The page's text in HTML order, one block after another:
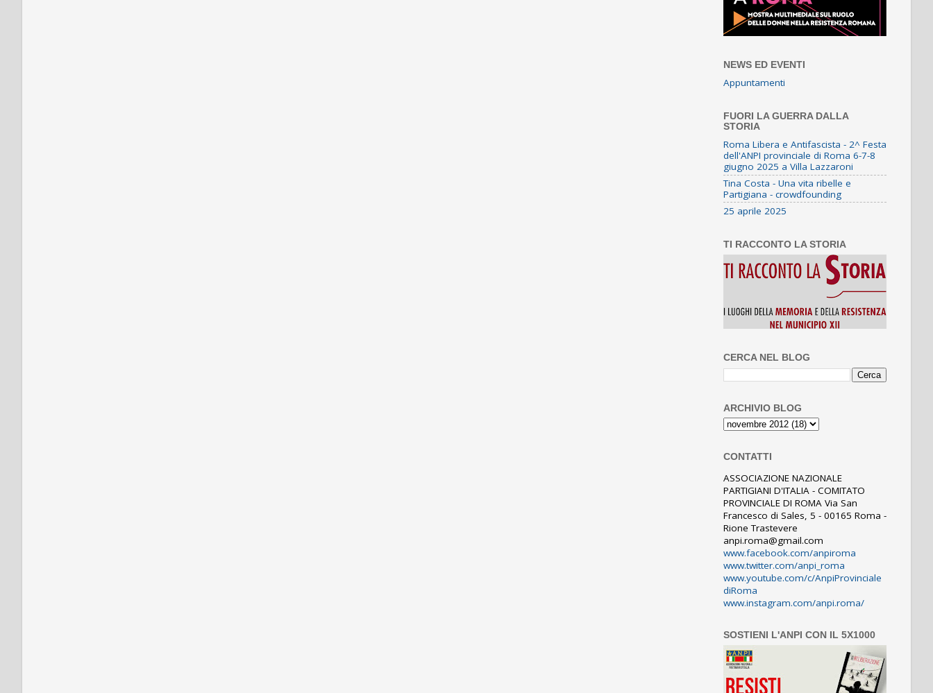
NEWS ED EVENTI
Appuntamenti
FUORI LA GUERRA DALLA
STORIA
Roma Libera e Antifascista - 2^ Festa
dell'ANPI provinciale di Roma 6-7-8
giugno 2025 a Villa Lazzaroni
Tina Costa - Una vita ribelle e
Partigiana - crowdfounding
25 aprile 2025
TI RACCONTO LA STORIA
CERCA NEL BLOG
ARCHIVIO BLOG
CONTATTI
ASSOCIAZIONE NAZIONALE
PARTIGIANI D'ITALIA - COMITATO
PROVINCIALE DI ROMA Via San
Francesco di Sales, 5 - 00165 Roma -
Rione Trastevere
anpi.roma@gmail.com
www.facebook.com/anpiroma
www.twitter.com/anpi_roma
www.youtube.com/c/AnpiProvinciale
diRoma
www.instagram.com/anpi.roma/
SOSTIENI L'ANPI CON IL 5X1000